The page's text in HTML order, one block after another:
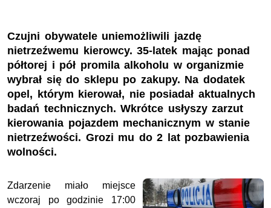
Czujni obywatele uniemożliwili jazdę
nietrzeźwemu kierowcy. 35-latek mając ponad
półtorej i pół promila alkoholu w organizmie
wybrał się do sklepu po zakupy. Na dodatek
opel, którym kierował, nie posiadał aktualnych
badań technicznych. Wkrótce usłyszy zarzut
kierowania pojazdem mechanicznym w stanie
nietrzeźwości. Grozi mu do 2 lat pozbawienia
wolności.
Zdarzenie miało miejsce
wczoraj po godzinie 17:00